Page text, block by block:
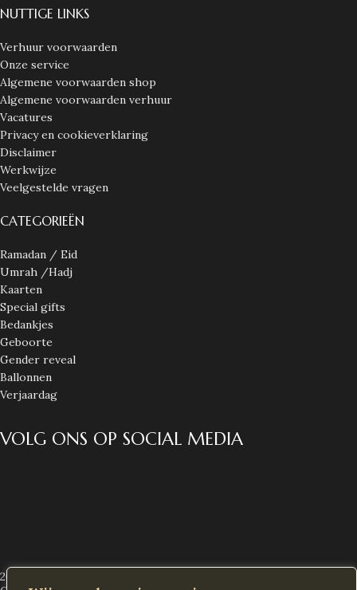
NUTTIGE LINKS
Verhuur voorwaarden
Onze service
Algemene voorwaarden shop
Algemene voorwaarden verhuur
Vacatures
Privacy en cookieverklaring
Disclaimer
Werkwijze
Veelgestelde vragen
CATEGORIEËN
Ramadan / Eid
Umrah /Hadj
Kaarten
Special gifts
Bedankjes
Geboorte
Gender reveal
Ballonnen
Verjaardag
VOLG ONS OP SOCIAL MEDIA
2026 Alle rechten voorbehouden